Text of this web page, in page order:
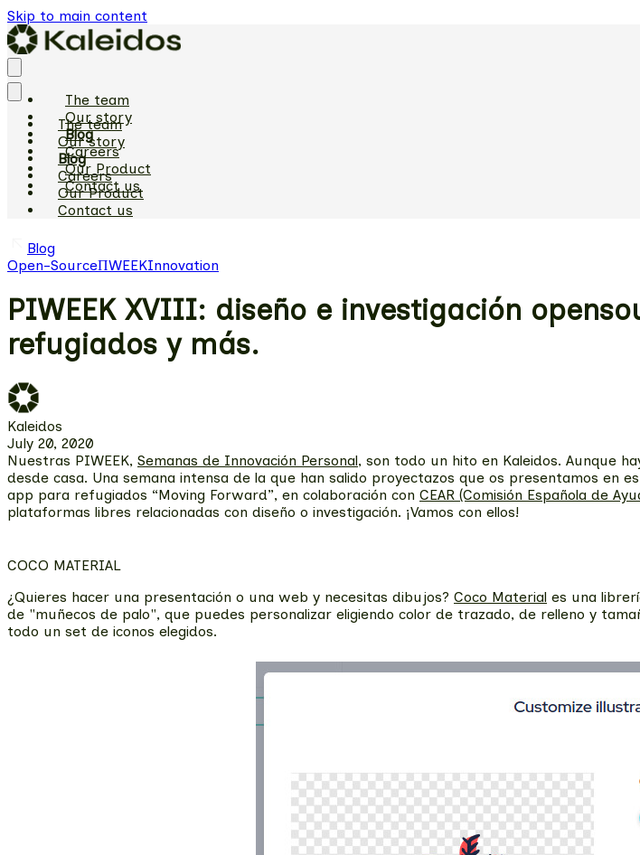
Skip to main content
The team
Our story
Blog
Careers
Our Product
Contact us
The team
Our story
Blog
Careers
Our Product
Contact us
Blog
Open-SourceΠWEEKInnovation
PIWEEK XVIII: diseño e investigación
refugiados y más.
Kaleidos
July 20, 2020
Nuestras PIWEEK, Semanas de Innovación Personal, son todo un hito en Kaleidos. Aunque
desde casa. Una semana intensa de la que han salido proyectazos que os presentamos en
app para refugiados “Moving Forward”, en colaboración con CEAR (Comisión Española de
plataformas libres relacionadas con diseño o investigación. ¡Vamos con ellos!
COCO MATERIAL
¿Quieres hacer una presentación o una web y necesitas dibujos? Coco Material es una
de "muñecos de palo", que puedes personalizar eligiendo color de trazado, de relleno y
todo un set de iconos elegidos.